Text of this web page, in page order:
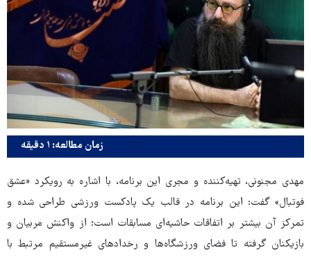
زمان مطالعه: ۱ دقیقه
مهدی مجنونی، تهیه‌کننده و مجری این برنامه، با اشاره به رویکرد «عشق
فوتبال» گفت: این برنامه در قالب یک پادکست ورزشی طراحی شده و
تمرکز آن بیشتر بر اتفاقات حاشیه‌ای مسابقات است؛ از واکنش مربیان و
بازیکنان گرفته تا فضای ورزشگاه‌ها و رخدادهای غیرمستقیم مرتبط با